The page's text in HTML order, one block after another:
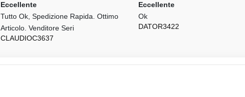
Eccellente
Tutto Ok, Spedizione Rapida. Ottimo
Articolo. Venditore Seri
CLAUDIOC3637
Eccellente
Ok
DATOR3422